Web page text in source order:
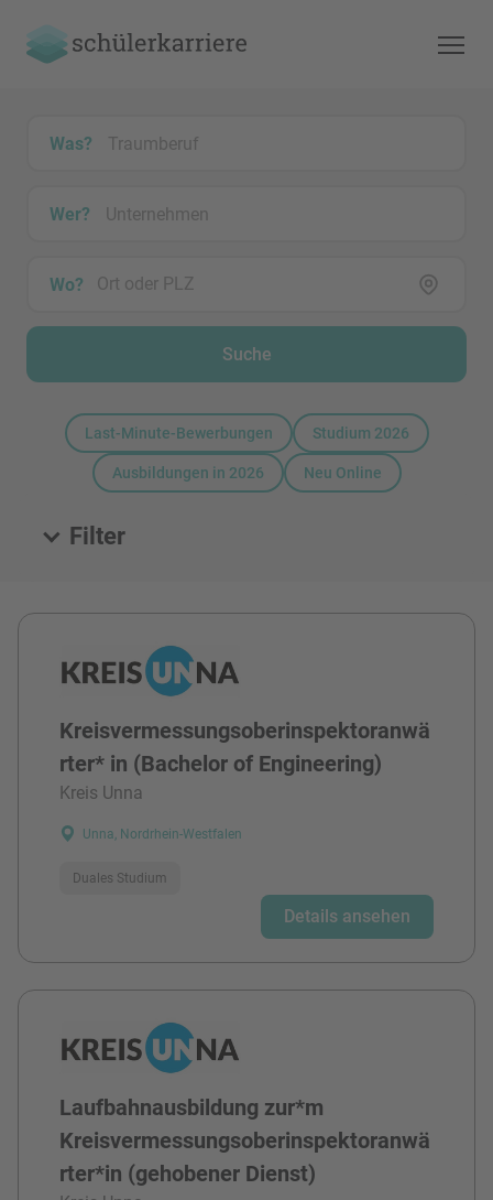
Was?
Wer?
Wo?
Suche
Last-Minute-Bewerbungen Studium 2026
Ausbildungen in 2026 Neu Online
Filter
Alle Stellen
Kreisvermessungsoberinspektoranwä
rter* in (Bachelor of Engineering)
Kreis Unna
Unna, Nordrhein-Westfalen
Duales Studium
Details ansehen
Laufbahnausbildung zur*m
Kreisvermessungsoberinspektoranwä
rter*in (gehobener Dienst)